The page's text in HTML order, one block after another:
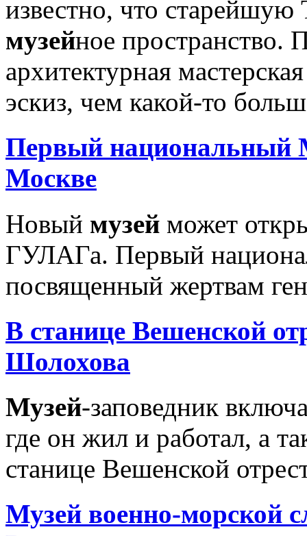
известно, что
музейное пространство.
архитектурная
эскиз, чем какой-то
Первый национальный
Москве
Новый музей может
ГУЛАГа. Первый
посвященный жертвам
В станице Вешенской
Шолохова
Музей-заповедник
где он жил и работал, а
станице Вешенской
Музей военно-морской